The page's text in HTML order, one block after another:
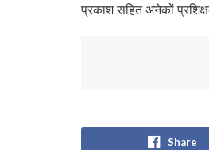
प्रकाश सहित अनेकों
Share